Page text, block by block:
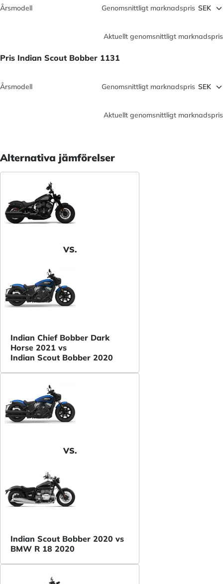
Årsmodell Genomsnittligt marknadspris
Aktuellt genomsnittligt marknadspris
Pris Indian Scout Bobber 1131
Årsmodell Genomsnittligt marknadspris
Aktuellt genomsnittligt marknadspris
Alternativa jämförelser
VS.
Indian Chief Bobber Dark
Horse 2021 vs
Indian Scout Bobber 2020
VS.
Indian Scout Bobber 2020 vs
BMW R 18 2020